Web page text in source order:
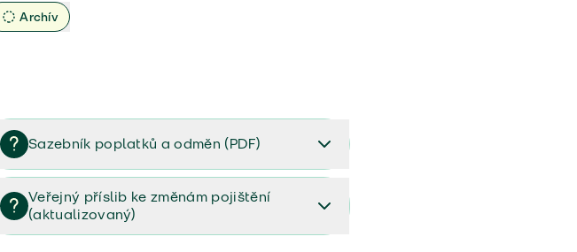
Archív
Sazebník poplatků a odměn (PDF)
Sazebník poplatků a odměn (PDF)
Veřejný příslib ke změnám pojištění
(aktualizovaný)